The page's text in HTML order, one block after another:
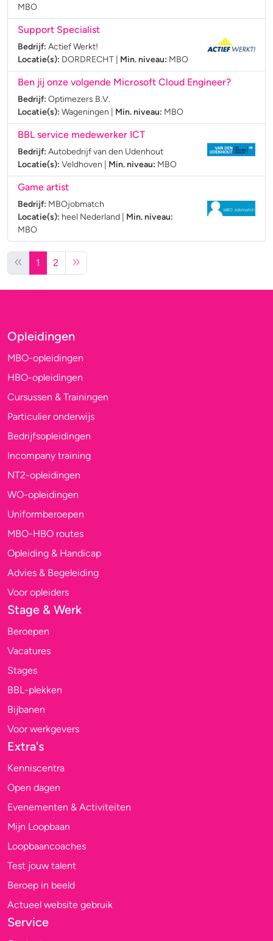
MBO
Support Specialist
Bedrijf: Actief Werkt!
Locatie(s): DORDRECHT Min. niveau: MBO
Ben jij onze volgende Microsoft Cloud Engineer?
Bedrijf: Optimezers B.V.
Locatie(s): Wageningen Min. niveau: MBO
BBL service medewerker ICT
Bedrijf: Autobedrijf van den Udenhout
Locatie(s): Veldhoven Min. niveau: MBO
Game artist
Bedrijf: MBOjobmatch
Locatie(s): heel Nederland
Min. niveau:
MBO
1 2
Opleidingen
MBO-opleidingen
HBO-opleidingen
Cursussen & Trainingen
Particulier onderwijs
Bedrijfsopleidingen
Incompany training
NT2-opleidingen
WO-opleidingen
Uniformberoepen
MBO-HBO routes
Opleiding & Handicap
Advies & Begeleiding
Voor opleiders
Stage & Werk
Beroepen
Vacatures
Stages
BBL-plekken
Bijbanen
Voor werkgevers
Extra's
Kenniscentra
Open dagen
Evenementen & Activiteiten
Mijn Loopbaan
Loopbaancoaches
Test jouw talent
Beroep in beeld
Actueel website gebruik
Service